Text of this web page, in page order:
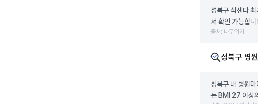
성북구 삭센다
서 확인 가능합니
출처: 나무위키
성북구 병
성북구 내 병원
는 BMI 27 이상